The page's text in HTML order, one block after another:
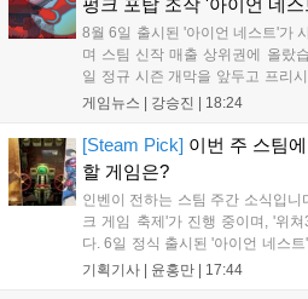
펑크 포탑 조작 '아이언 네스
8월 6일 출시된 '아이언 네스트'가
며 스팀 신작 매출 상위권에 올랐
일 정규 시즌 개막을 앞두고 프리
기록했습니다. 25주년을 맞은 '고
'마블 투혼: 파이팅 소울즈'와 레
리'도 스팀에 정식 출시되었습니다....
게임뉴스 | 강승진 18:24
[Steam Pick] 이번 주 스팀
할 게임은?
인벤이 전하는 스팀 주간 소식입니
크 게임 축제'가 진행 중이며, '위
다. 6일 정식 출시된 '아이언 네스
세어 코브'가 호평받고 있습니다.
기획기사 | 윤홍만 17:44